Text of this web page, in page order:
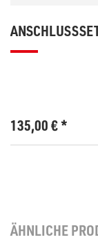
135,00€*
ÄHNLICHE